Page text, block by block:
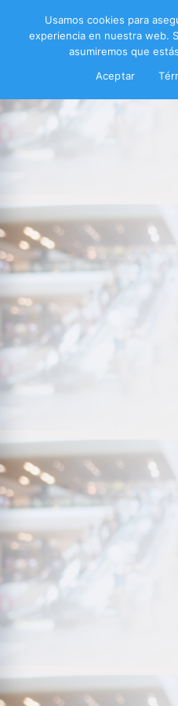
Usamos cookies para
experiencia en nuestra web.
asumiremos que
Aceptar